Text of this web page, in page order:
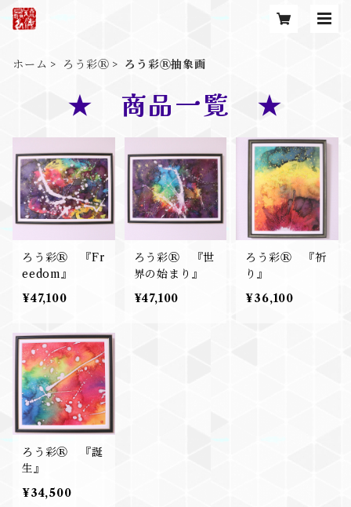
ホーム ろう彩Ⓡ ろう彩Ⓡ抽象画
★ 商品一覧 ★
ろう彩Ⓡ 『Fr
eedom』
¥47,100
ろう彩Ⓡ 『世
界の始まり』
¥47,100
ろう彩Ⓡ 『祈
り』
¥36,100
ろう彩Ⓡ 『誕
生』
¥34,500